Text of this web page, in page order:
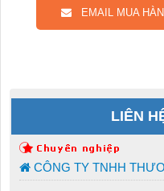
EMAIL MUA
LIÊN
CÔNG TY TNHH